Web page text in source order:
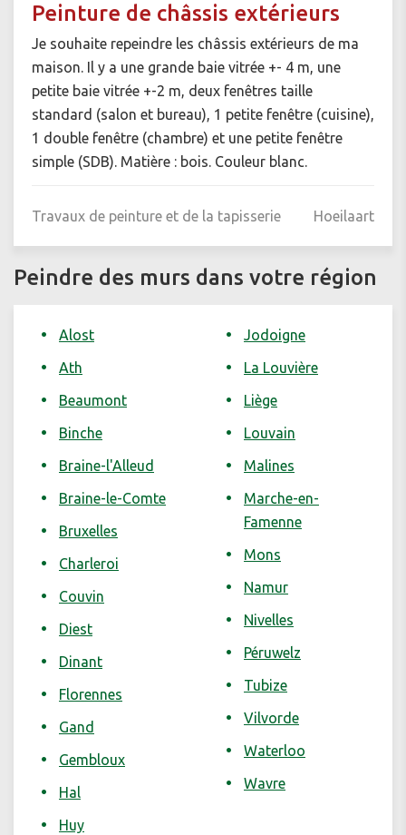
Peinture de châssis extérieurs
Je souhaite repeindre les châssis extérieurs de ma
maison. Il y a une grande baie vitrée +- 4 m, une
petite baie vitrée +-2 m, deux fenêtres taille
standard (salon et bureau), 1 petite fenêtre (cuisine),
1 double fenêtre (chambre) et une petite fenêtre
simple (SDB). Matière : bois. Couleur blanc.
Travaux de peinture et de la tapisserie Hoeilaart
Peindre des murs dans votre région
Alost
Ath
Beaumont
Binche
Braine-l'Alleud
Braine-le-Comte
Bruxelles
Charleroi
Couvin
Diest
Dinant
Florennes
Gand
Gembloux
Hal
Huy
Jodoigne
La Louvière
Liège
Louvain
Malines
Marche-en-
Famenne
Mons
Namur
Nivelles
Péruwelz
Tubize
Vilvorde
Waterloo
Wavre